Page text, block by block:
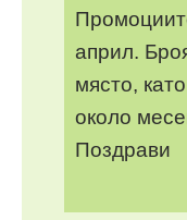
април.
място,
около
Поздрави